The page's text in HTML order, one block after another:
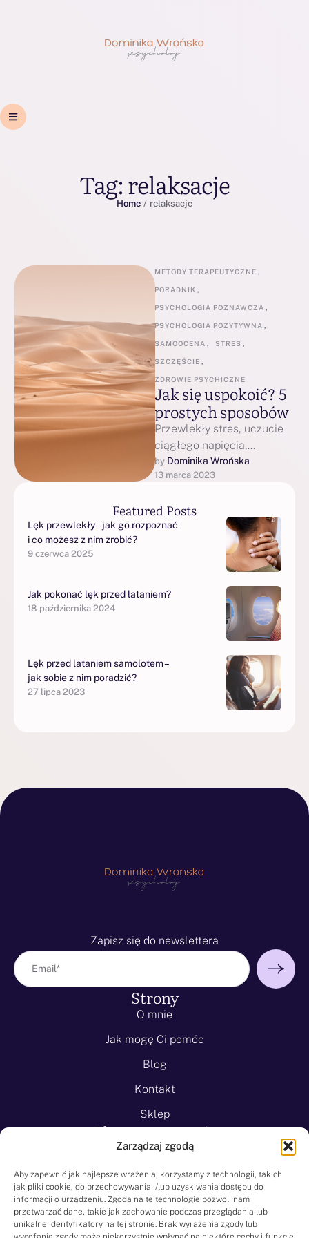
Zarządzaj zgodą
Aby zapewnić jak najlepsze wrażenia, korzystamy z technologii, takich
jak pliki cookie, do przechowywania i/lub uzyskiwania dostępu do
informacji o urządzeniu. Zgoda na te technologie pozwoli nam
przetwarzać dane, takie jak zachowanie podczas przeglądania lub
unikalne identyfikatory na tej stronie. Brak wyrażenia zgody lub
Tag:relaksacje
Home / relaksacje
METODY TERAPEUTYCZNE ,
PORADNIK ,
PSYCHOLOGIA POZNAWCZA ,
PSYCHOLOGIA POZYTYWNA ,
SAMOOCENA , STRES ,
SZCZĘŚCIE ,
ZDROWIE PSYCHICZNE
Jak się uspokoić? 5
prostych sposobów
Przewlekły stres, uczucie
ciągłego napięcia,
towarzyszący ciągle lęk lub
gotująca się podskórnie
nieprzyjemne …
by Dominika Wrońska
13 marca 2023
Featured Posts
Lęk przewlekły – jak go rozpoznać
i co możesz z nim zrobić?
9 czerwca 2025
Jak pokonać lęk przed lataniem?
18 października 2024
Lęk przed lataniem samolotem –
jak sobie z nim poradzić?
27 lipca 2023
Zapisz się do newslettera
Strony
O mnie
Jak mogę Ci pomóc
Blog
Kontakt
Sklep
Obszary wsparcia
Lęk przed lataniem
Lęk uogólniony
Lęk przed śmiercią
Klaustrofobia